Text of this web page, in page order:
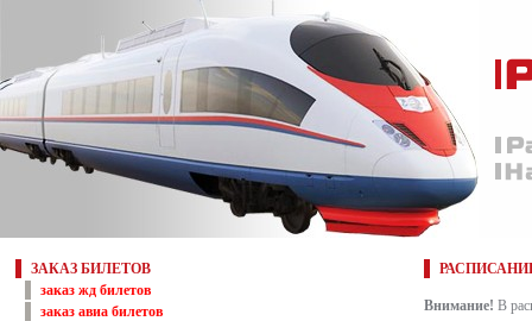
ЗАКАЗ БИЛЕТОВ
заказ жд билетов
заказ авиа билетов
Внимание! В